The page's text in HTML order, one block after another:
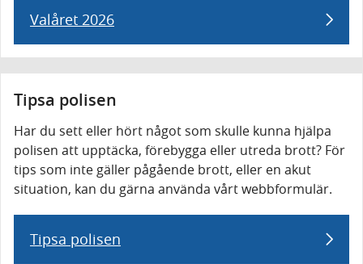
Valåret 2026
Tipsa polisen
Har du sett eller hört något som skulle kunna hjälpa
polisen att upptäcka, förebygga eller utreda brott? För
tips som inte gäller pågående brott, eller en akut
situation, kan du gärna använda vårt webbformulär.
Tipsa polisen